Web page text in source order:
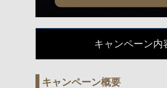
キャンペーン内
キャンペーン概要